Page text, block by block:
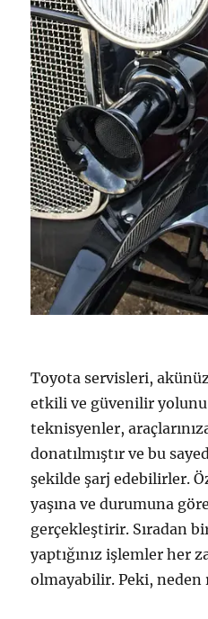
Toyota servisleri,
etkili ve güvenilir
teknisyenler,
donatılmıştır ve bu
şekilde şarj edebilirler.
yaşına ve durumuna
gerçekleştirir. Sıradan
yaptığınız işlemler her
olmayabilir. Peki, neden